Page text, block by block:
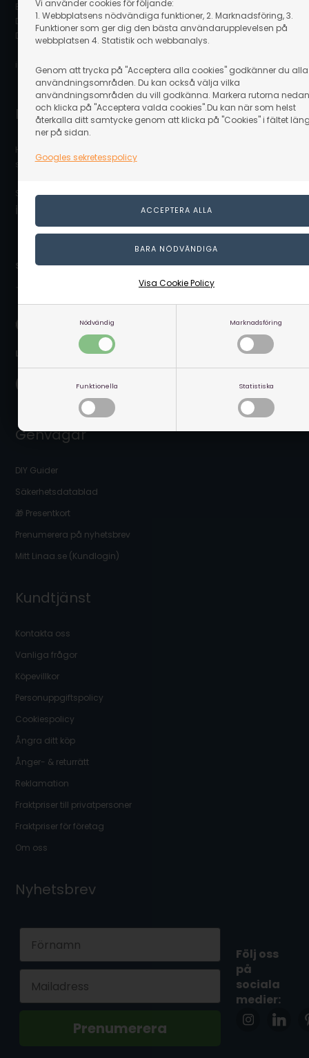
Vi använder cookies för följande:
1. Webbplatsens nödvändiga funktioner, 2. Marknadsföring, 3.
Funktioner som ger dig den bästa användarupplevelsen på
webbplatsen 4. Statistik och webbanalys.
Genom att trycka på "Acceptera alla cookies" godkänner du alla
användningsområden. Du kan också välja vilka
användningsområden du vill godkänna. Markera rutorna nedan
och klicka på "Acceptera valda cookies".Du kan när som helst
återkalla ditt samtycke genom att klicka på "Cookies" i fältet
ner på sidan.
Googles sekretesspolicy
Nödvändig Marknadsföring
Funktionella Statistiska
Visa Cookie Policy
Bergsøesvej 11
DK-8600 Silkeborg
Danmark
info@linaa.se
Kontakta kundservice
Hör av dig till vår kundservice som gärna hjälper dig och
svarar på dina frågor.
Skicka ett mail på:
info@linaa.se
Säker betalning online:
Leverans nära dig:
Genvägar
DIY Guider
Säkerhetsdatablad
🎁 Presentkort
Prenumerera på nyhetsbrev
Mitt Linaa.se (Kundlogin)
Kundtjänst
Kontakta oss
Vanliga frågor
Köpevillkor
Personuppgiftspolicy
Cookiespolicy
Ångra ditt köp
Ånger- & returrätt
Reklamation
Fraktpriser till privatpersoner
Fraktpriser för företag
Om oss
Nyhetsbrev
Prenumerera
Följ oss
på
sociala
medier: